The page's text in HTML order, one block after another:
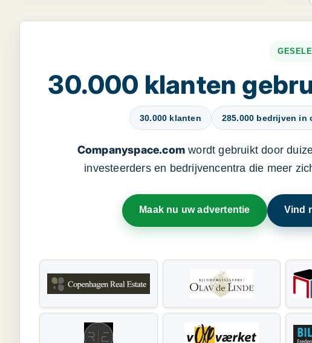
30.000 klanten
30.000 klanten 285.000 bedrijven in
Companyspace.com wordt gebruikt door
investeerders en bedrijvencentra die meer
Maak nu uw advertentie Vind